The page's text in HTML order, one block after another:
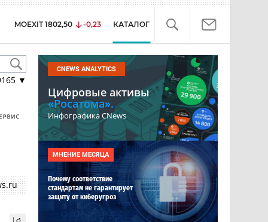
MOEXIT 1802,50 -0,23 КАТАЛОГ
▼
CNEWS ANALYTICS
Цифровые активы
«Росатома».
Инфографика CNews
МНЕНИЕ МЕСЯЦА
Почему соответствие
стандартам не гарантирует
защиту от киберугроз